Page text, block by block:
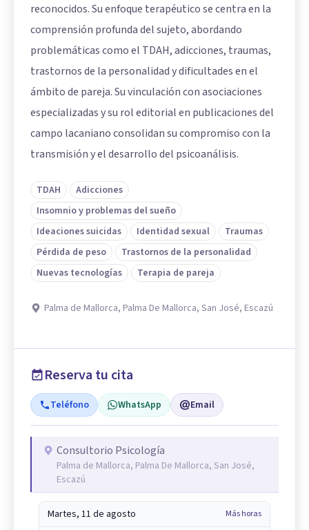
reconocidos. Su enfoque terapéutico se centra en la
comprensión profunda del sujeto, abordando
problemáticas como el TDAH, adicciones, traumas,
trastornos de la personalidad y dificultades en el
ámbito de pareja. Su vinculación con asociaciones
especializadas y su rol editorial en publicaciones del
campo lacaniano consolidan su compromiso con la
transmisión y el desarrollo del psicoanálisis.
TDAH
Adicciones
Insomnio y problemas del sueño
Ideaciones suicidas
Identidad sexual
Traumas
Pérdida de peso
Trastornos de la personalidad
Nuevas tecnologías
Terapia de pareja
Palma de Mallorca, Palma De Mallorca, San José, Escazú
Reserva tu cita
Teléfono WhatsApp Email
Consultorio Psicología
Palma de Mallorca, Palma De Mallorca, San José,
Escazú
Martes, 11 de agosto Más horas